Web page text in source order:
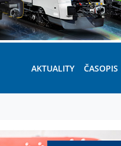
AKTUALITY ČASOPIS